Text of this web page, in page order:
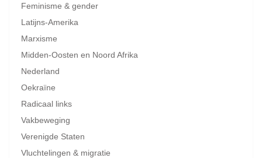
Feminisme & gender
Latijns-Amerika
Marxisme
Midden-Oosten en Noord Afrika
Nederland
Oekraïne
Radicaal links
Vakbeweging
Verenigde Staten
Vluchtelingen & migratie